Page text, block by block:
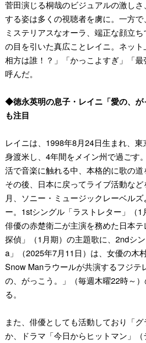
菅田演じる桐哉のビジュアルの激し
する姿は多くの視聴者を虜に。一方
ミステリアスなオーラ、端正な顔立
の目を引いた真広ことレイニ。ネッ
相方は誰！？」「かっこよすぎ」「
呼んだ。
◆徳永英明の息子・レイニ「愛の、が
も注目
レイニは、1998年8月24日生まれ、
身渡米し、4年間をメイン州で過ごす
活で音楽に触れる中、本格的に歌の道
その後、日本に戻ってライブ活動な
月、ソニー・ミュージックレーベル
ー。1stシングル「ラストレター」（
俳優の赤楚衛二が主演を務めた日本
探偵」（1月期）の主題歌に、2ndシ
a」（2025年7月11日）は、女優の木
Snow Manラウールが共演するフジテ
の、がっこう。」（毎週木曜22時～
る。
また、俳優としても活動しており「
か、ドラマ「今日からヒットマン」